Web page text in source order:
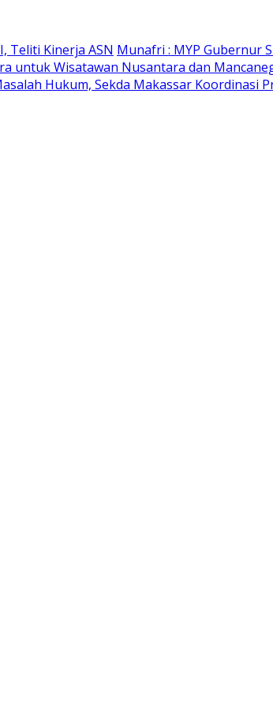
Teliti Kinerja ASN Munafri : MYP Gubernur
untuk Wisatawan Nusantara dan
Hukum, Sekda Makassar Koordinasi